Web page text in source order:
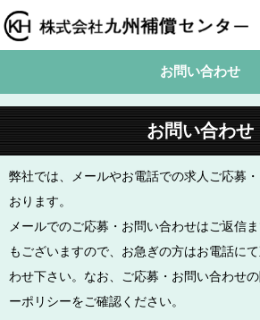
お問い合わせ
お問い合わせ
弊社では、メールやお電話での求人ご応募
おります。
メールでのご応募・お問い合わせはご返信
もございますので、お急ぎの方はお電話に
わせ下さい。なお、ご応募・お問い合わせ
ーポリシーをご確認ください。